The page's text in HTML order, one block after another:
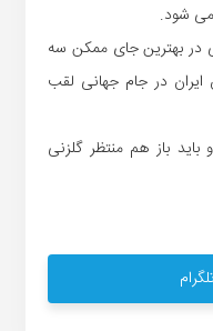
می شود.
در بهترین جای ممکن سه
ایران در جام جهانی لقب
باز هم منتظر گلزنی